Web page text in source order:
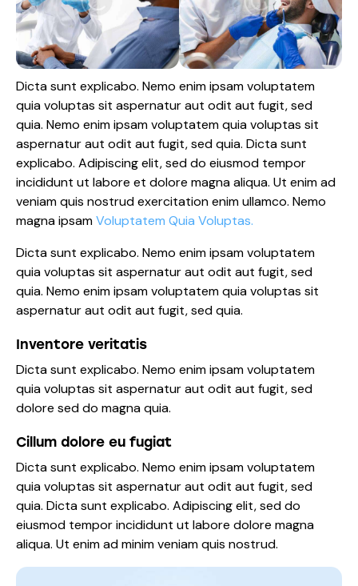
Dicta sunt explicabo. Nemo enim ipsam voluptatem
quia voluptas sit aspernatur aut odit aut fugit, sed
quia. Nemo enim ipsam voluptatem quia voluptas sit
aspernatur aut odit aut fugit, sed quia. Dicta sunt
explicabo. Adipiscing elit, sed do eiusmod tempor
incididunt ut labore et dolore magna aliqua. Ut enim ad
veniam quis nostrud exercitation enim ullamco. Nemo
magna ipsamVoluptatem Quia Voluptas.
Dicta sunt explicabo. Nemo enim ipsam voluptatem
quia voluptas sit aspernatur aut odit aut fugit, sed
quia. Nemo enim ipsam voluptatem quia voluptas sit
aspernatur aut odit aut fugit, sed quia.
Inventore veritatis
Dicta sunt explicabo. Nemo enim ipsam voluptatem
quia voluptas sit aspernatur aut odit aut fugit, sed
dolore sed do magna quia.
Cillum dolore eu fugiat
Dicta sunt explicabo. Nemo enim ipsam voluptatem
quia voluptas sit aspernatur aut odit aut fugit, sed
quia. Dicta sunt explicabo. Adipiscing elit, sed do
eiusmod tempor incididunt ut labore dolore magna
aliqua. Ut enim ad minim veniam quis nostrud.